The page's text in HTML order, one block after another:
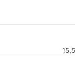
15,5